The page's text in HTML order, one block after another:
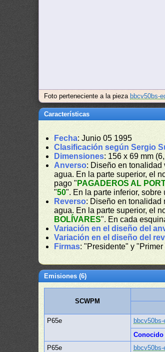
Foto perteneciente a la pieza bbcv50bs-
Características
Fecha: Junio 05 1995
Clasificación según Sergio
Dimensiones: 156 x 69 mm
Anverso: Diseño en tonalidad
agua. En la parte superior, el
pago " PAGADEROS AL
"50". En la parte inferior,
Reverso: Diseño en tonalidad
agua. En la parte superior, el
BOLÍVARES". En cada
Variación en el diseño del
Variación en el diseño del
Firmas: "Presidente" y
Emisiones (6)
SCWPM
P65e
Conocido
P65e